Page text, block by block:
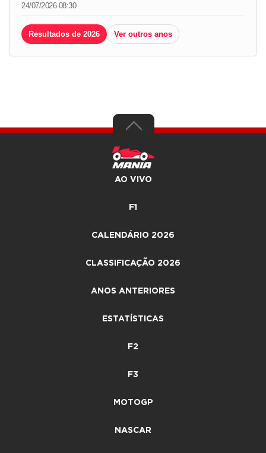
24/07/2026 08:30
Resultados de 2026 Ver outros anos
AO VIVO
F1
CALENDÁRIO 2026
CLASSIFICAÇÃO 2026
ANOS ANTERIORES
ESTATÍSTICAS
F2
F3
MOTOGP
NASCAR